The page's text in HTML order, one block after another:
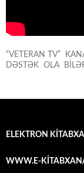
“VETERAN TV”
DƏSTƏK OLA
ELEKTRON
WWW.E-